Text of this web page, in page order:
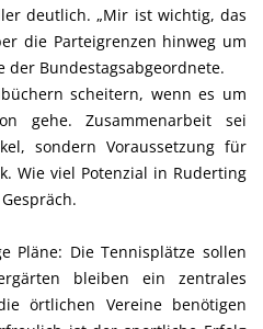
deutlich. „Mir ist wichtig, das
die Parteigrenzen hinweg um
der Bundestagsabgeordnete.
scheitern, wenn es um
gehe. Zusammenarbeit sei
sondern Voraussetzung für
Wie viel Potenzial in Ruderting
Pläne: Die Tennisplätze sollen
bleiben ein zentrales
örtlichen Vereine benötigen